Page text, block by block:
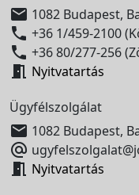
 1082 Budapest,
 +36 1/459-2100
 +36 80/277-256
 Nyitvatartás
Ügyfélszolgálat
 1082 Budapest,

 Nyitvatartás